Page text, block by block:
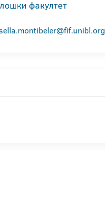
факултет